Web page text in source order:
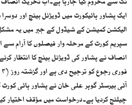
ایک پشاور ہائیکورٹ میں ڈویژنل بینچ اور
الیکشن کمیشن کے شیڈول کے جبر میں یہ
سپریم کورٹ کے مرحلہ وار فیصلوں کا آرام
انصاف نے پشاور کی ڈویژنل بینچ کا انتظار
آئی بیرسٹر گوہر علی خان نے پشاور ہائی
چیلنج کردیا ہے۔درخواست میں مؤقف اختیار